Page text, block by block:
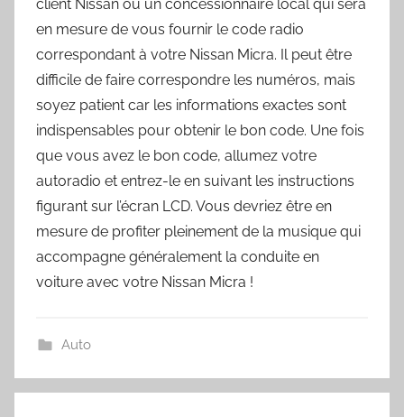
client Nissan ou un concessionnaire local qui sera
en mesure de vous fournir le code radio
correspondant à votre Nissan Micra. Il peut être
difficile de faire correspondre les numéros, mais
soyez patient car les informations exactes sont
indispensables pour obtenir le bon code. Une fois
que vous avez le bon code, allumez votre
autoradio et entrez-le en suivant les instructions
figurant sur l’écran LCD. Vous devriez être en
mesure de profiter pleinement de la musique qui
accompagne généralement la conduite en
voiture avec votre Nissan Micra !
Auto